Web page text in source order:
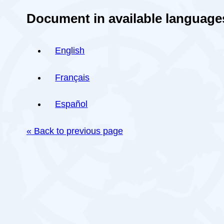
Document in available
English
Français
Español
« Back to previous page